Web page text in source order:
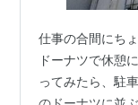
仕事の合間にち
ドーナツで休憩
ってみたら、駐